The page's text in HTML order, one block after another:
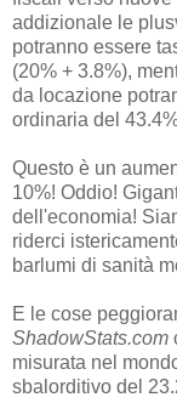
addizionale le
potranno essere
(20% + 3.8%),
da locazione
ordinaria del
Questo è un
10%! Oddio!
dell'economia!
riderci
barlumi di sanità
E le cose
ShadowStats.com
misurata nel
sbalorditivo del